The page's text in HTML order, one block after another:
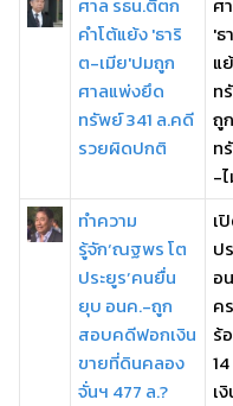
คำโต้แย้ง 'ธาริ
ต-เมีย'ปมถูก
ศาลแพ่งยึด
ทรัพย์ 341 ล.คดี
รวยผิดปกติ
'ธ
แ
ท
ถู
ท
-
ทำความ
รู้จัก‘ณฐพร โต
ประยูร’คนยื่น
ยุบ อนค.-ถูก
สอบคดีฟอกเงิน
ขายที่ดินคลอง
จั่นฯ 477 ล.?
เ
ป
อ
ค
ร้
เ